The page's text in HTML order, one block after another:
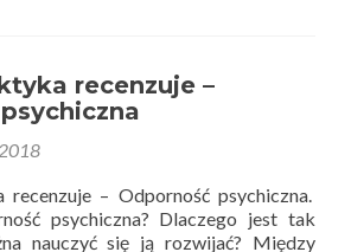
recenzuje –
– Odporność psychiczna.
psychiczna? Dlaczego jest tak
nauczyć się ją rozwijać? Między